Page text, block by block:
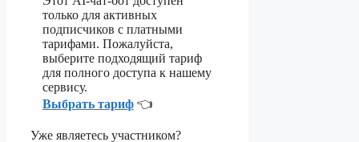
только для активных
подписчиков с платными
тарифами. Пожалуйста,
выберите подходящий тариф
для полного доступа к нашему
сервису.
Выбрать тариф 👈
Уже являетесь участником?